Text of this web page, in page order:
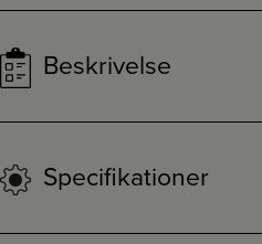
Beskrivelse
Specifikationer